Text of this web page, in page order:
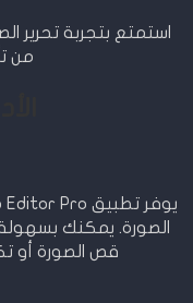
من
الصورة. يمكنك
قص الصورة أو